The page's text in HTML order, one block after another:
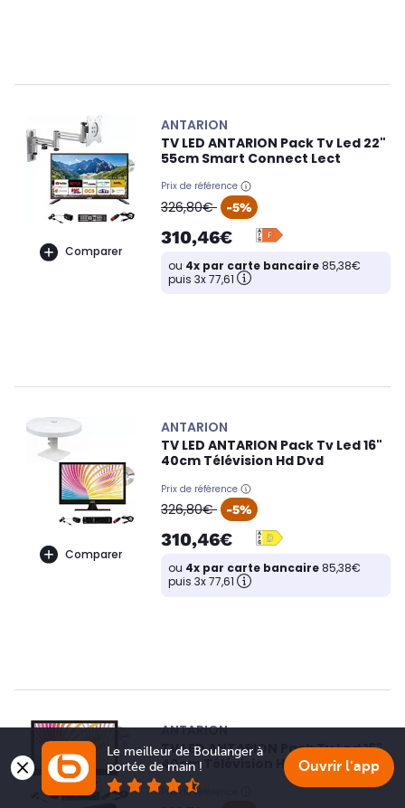
Comparer
ANTARION
TV LED ANTARION Pack Tv Led 22"
55cm Smart Connect Lect
Prix de référence
oldPrice
326,80€ -5%
310,46€
ou 4x par carte bancaire85,38€
puis 3x 77,61
Comparer
ANTARION
TV LED ANTARION Pack Tv Led 16"
40cm Télévision Hd Dvd
Prix de référence
oldPrice
326,80€ -5%
310,46€
ou 4x par carte bancaire85,38€
puis 3x 77,61
ANTARION
TV LED ANTARION Pack Tv Led 16"
40cm Télévision Hd Dvd
Prix de référence
Le meilleur de Boulanger à
portée de main !
Ouvrir l'app